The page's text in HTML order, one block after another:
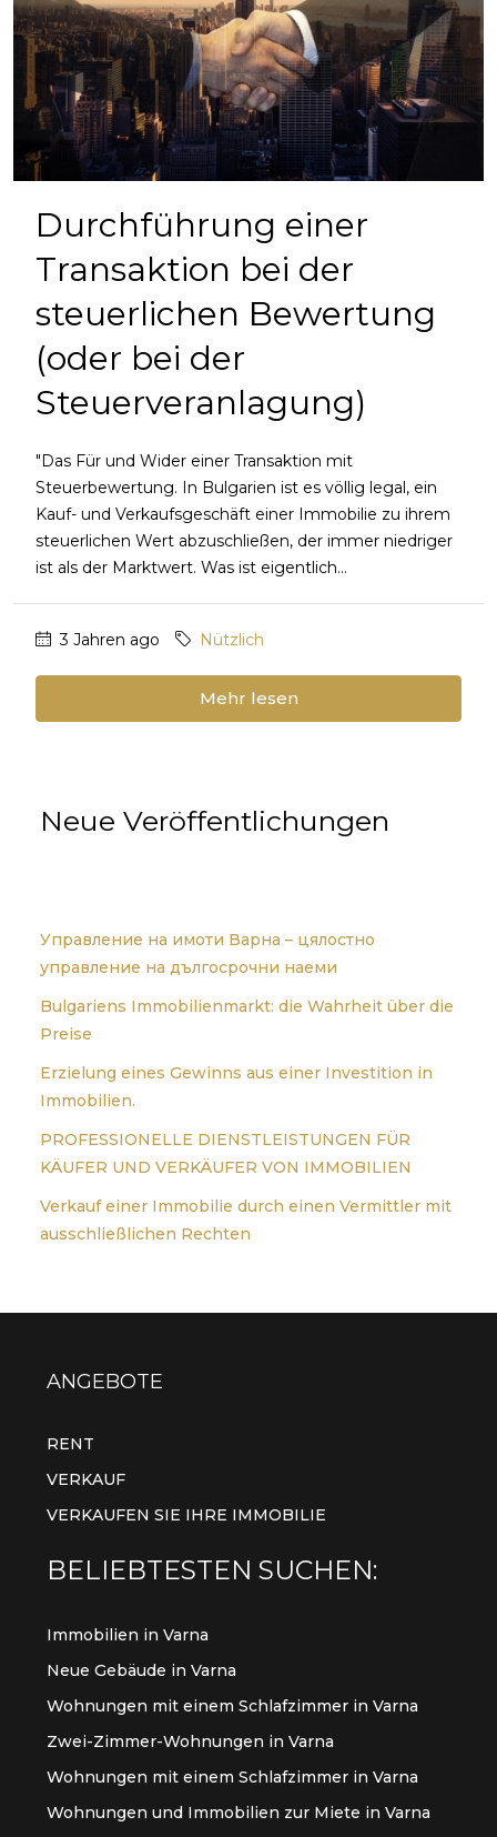
Durchführung einer
Transaktion bei der
steuerlichen Bewertung
(oder bei der
Steuerveranlagung)
"Das Für und Wider einer Transaktion mit
Steuerbewertung. In Bulgarien ist es völlig legal, ein
Kauf- und Verkaufsgeschäft einer Immobilie zu ihrem
steuerlichen Wert abzuschließen, der immer niedriger
ist als der Marktwert. Was ist eigentlich...
3 Jahren ago Nützlich
Mehr lesen
Neue Veröffentlichungen
Управление на имоти Варна – цялостно
управление на дългосрочни наеми
Bulgariens Immobilienmarkt: die Wahrheit über die
Preise
Erzielung eines Gewinns aus einer Investition in
Immobilien.
PROFESSIONELLE DIENSTLEISTUNGEN FÜR
KÄUFER UND VERKÄUFER VON IMMOBILIEN
Verkauf einer Immobilie durch einen Vermittler mit
ausschließlichen Rechten
ANGEBOTE
RENT
VERKAUF
VERKAUFEN SIE IHRE IMMOBILIE
BELIEBTESTEN SUCHEN:
Immobilien in Varna
Neue Gebäude in Varna
Wohnungen mit einem Schlafzimmer in Varna
Zwei-Zimmer-Wohnungen in Varna
Wohnungen mit einem Schlafzimmer in Varna
Wohnungen und Immobilien zur Miete in Varna